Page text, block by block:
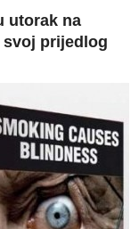
utorak na
prijedlog